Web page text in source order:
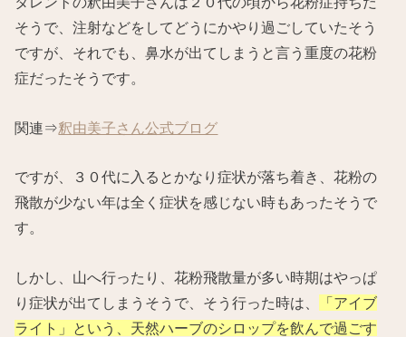
そうで、注射などをしてどうにかやり過ごしていたそう
ですが、それでも、鼻水が出てしまうと言う重度の花粉
症だったそうです。
関連⇒釈由美子さん公式ブログ
ですが、３０代に入るとかなり症状が落ち着き、花粉の
飛散が少ない年は全く症状を感じない時もあったそうで
す。
しかし、山へ行ったり、花粉飛散量が多い時期はやっぱ
り症状が出てしまうそうで、そう行った時は、
「アイブ
ライト」という、天然ハーブのシロップを飲んで過ごす